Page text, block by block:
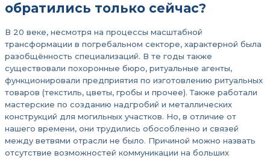
обратились только сейчас?
В 20 веке, несмотря на процессы масштабной
трансформации в погребальном секторе, характерной была
разобщённость специализаций. В те годы также
существовали похоронные бюро, ритуальные агенты,
функционировали предприятия по изготовлению ритуальных
товаров (текстиль, цветы, гробы и прочее). Также работали
мастерские по созданию надгробий и металлических
конструкций для могильных участков. Но, в отличие от
нашего времени, они трудились обособленно и связей
между ветвями отрасли не было. Причиной можно назвать
отсутствие возможностей коммуникации на больших